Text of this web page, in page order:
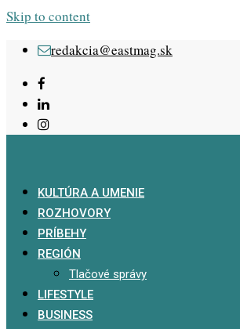
Skip to content
redakcia@eastmag.sk
KULTÚRA A UMENIE
ROZHOVORY
PRÍBEHY
REGIÓN
Tlačové správy
LIFESTYLE
BUSINESS